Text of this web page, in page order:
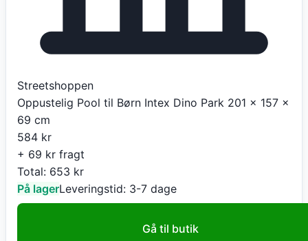
Streetshoppen
Oppustelig Pool til Børn Intex Dino Park 201 x 157 x
69 cm
584 kr
+ 69 kr fragt
Total: 653 kr
På lagerLeveringstid: 3-7 dage
Gå til butik